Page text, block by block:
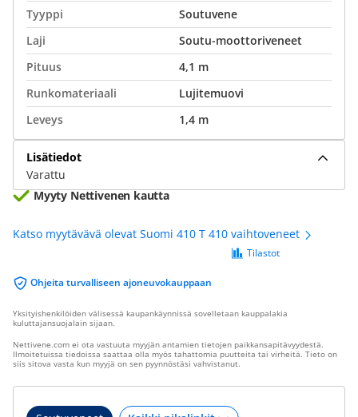
Tyyppi
Soutuvene
Laji
Soutu-moottoriveneet
Pituus
4,1 m
Runkomateriaali
Lujitemuovi
Leveys
1,4 m
Lisätiedot
Varattu
Myyty Nettivenen kautta
Katso myytävävä olevat Suomi 410 T 410 vaihtoveneet
Ohjeita turvalliseen ajoneuvokauppaan
Tilastot
Yksityishenkilöiden välisessä kaupankäynnissä sovelletaan kauppalakia
kuluttajansuojalain sijaan.
Nettivene.com ei ota vastuuta myyjän antamien tietojen paikkansapitävyydestä.
Ilmoitetuissa tiedoissa saattaa olla myös tahattomia puutteita tai virheitä. Tieto on
siis sitova vasta kun myyjä on sen pyynnöstäsi vahvistanut.